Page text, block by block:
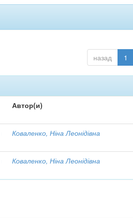
назад 1
Автор(и)
Коваленко, Ніна Леонідівна
Коваленко, Ніна Леонідівна